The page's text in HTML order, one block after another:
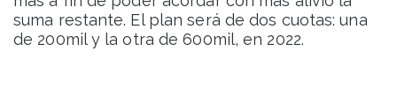
suma restante. El plan será de dos cuotas: una
de 200mil y la otra de 600mil, en 2022.